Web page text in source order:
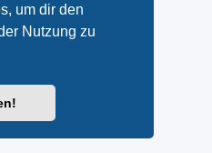
um dir den
Nutzung zu